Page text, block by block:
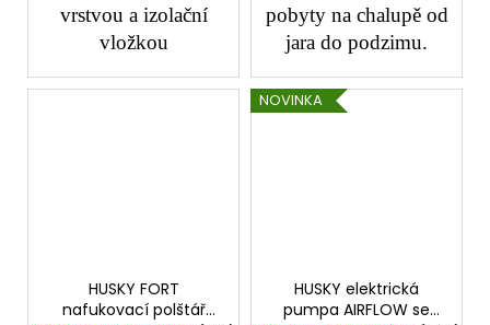
vrstvou a izolační
vložkou
pobyty na chalupě od
jara do podzimu.
HUSKY FORT
nafukovací polštář
NOVINKA
HUSKY elektrická
pumpa AIRFLOW se